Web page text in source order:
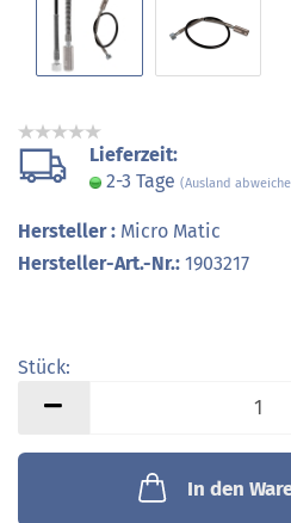
Lieferzeit:
2-3 Tage (Ausland
Hersteller : Micro Matic
Hersteller-Art.-Nr.: 1903217
Stück:
In den